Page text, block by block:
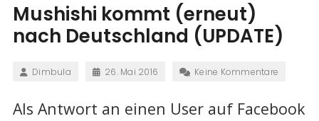
Mushishi kommt (erneut)
nach Deutschland (UPDATE)
Dimbula 26. Mai 2016 Keine Kommentare
Als Antwort an einen User auf Facebook